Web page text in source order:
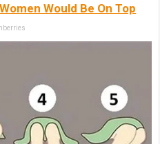
Would Be On Top